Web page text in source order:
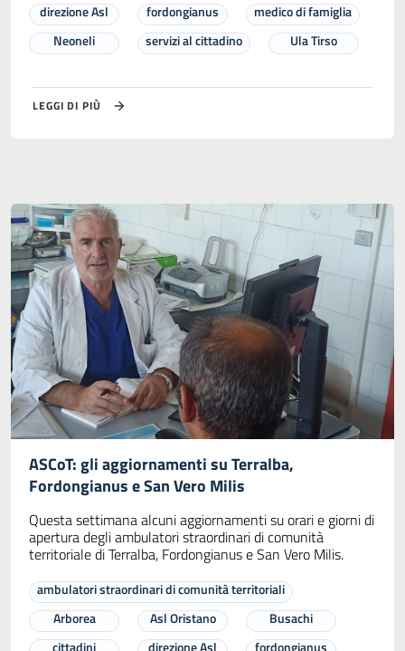
direzione Asl
fordongianus
medico di famiglia
Neoneli
servizi al cittadino Ula Tirso
LEGGI DI PIÙ
ASCoT: gli aggiornamenti su Terralba,
Fordongianus e San Vero Milis
Questa settimana alcuni aggiornamenti su orari e giorni di
apertura degli ambulatori straordinari di comunità
territoriale di Terralba, Fordongianus e San Vero Milis.
ambulatori straordinari di comunità territoriali
Arborea
Asl Oristano
Busachi
cittadini
direzione Asl fordongianus